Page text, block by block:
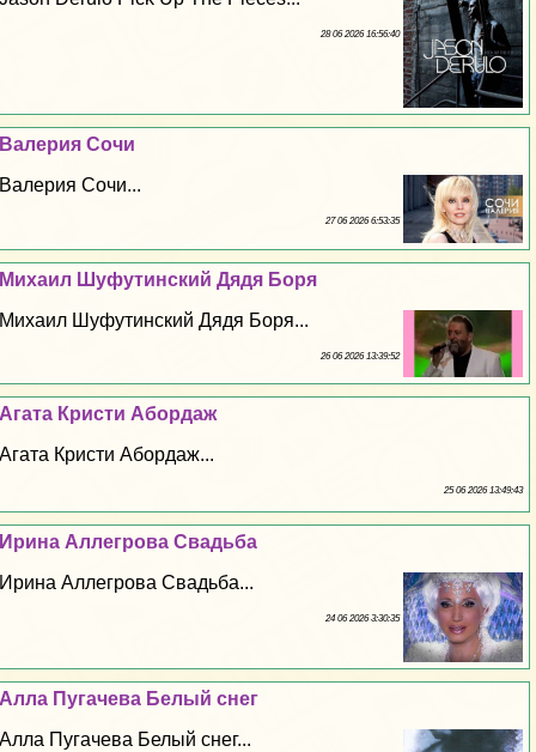
28 06 2026 16:56:40
Валерия Сочи
Валерия Сочи...
27 06 2026 6:53:35
Михаил Шуфутинский Дядя Боря
Михаил Шуфутинский Дядя Боря...
26 06 2026 13:39:52
Агата Кристи Абордаж
Агата Кристи Абордаж...
25 06 2026 13:49:43
Ирина Аллегрова Свадьба
Ирина Аллегрова Свадьба...
24 06 2026 3:30:35
Алла Пугачева Белый снег
Алла Пугачева Белый снег...